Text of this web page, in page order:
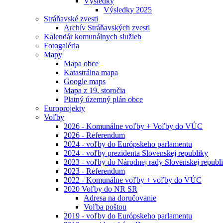
Výsledky 2025
Stráňavské zvesti
Archív Stráňavských zvesti
Kalendár komunálnych služieb
Fotogaléria
Mapy
Mapa obce
Katastrálna mapa
Google maps
Mapa z 19. storočia
Platný územný plán obce
Europrojekty
Voľby
2026 - Komunálne voľby + Voľby do VÚC
2026 - Referendum
2024 - voľby do Európskeho parlamentu
2024 - voľby prezidenta Slovenskej republiky
2023 - voľby do Národnej rady Slovenskej
2023 - Referendum
2022 - Komunálne voľby + voľby do VÚC
2020 Voľby do NR SR
Adresa na doručovanie
Voľba poštou
2019 - voľby do Európskeho parlamentu